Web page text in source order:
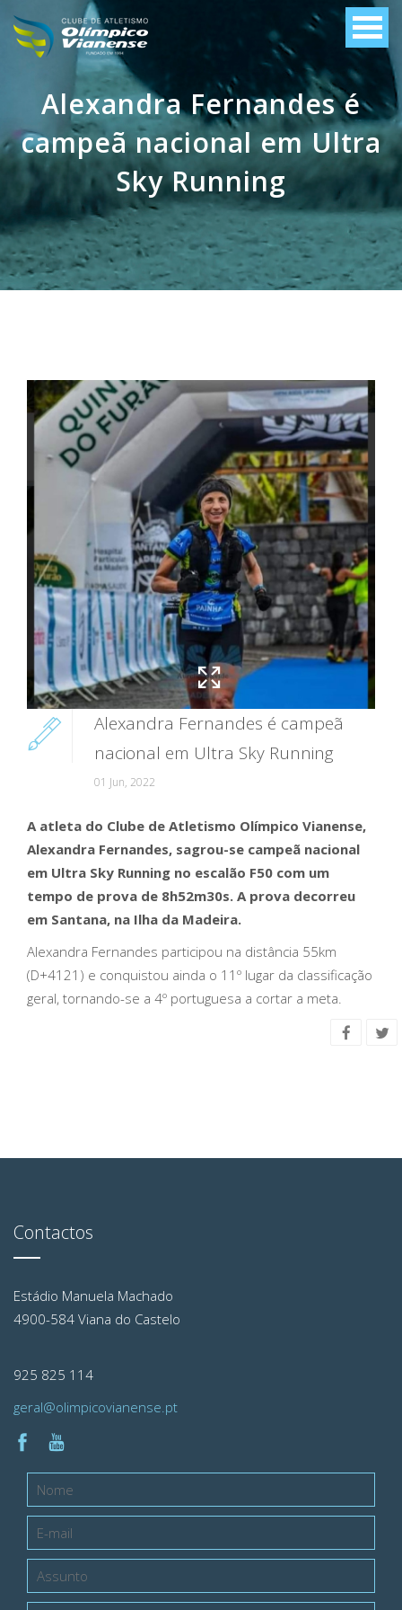
Alexandra Fernandes é
campeã nacional em Ultra
Sky Running
Alexandra Fernandes é campeã
nacional em Ultra Sky Running
01 Jun, 2022
A atleta do Clube de Atletismo Olímpico Vianense,
Alexandra Fernandes, sagrou-se campeã nacional
em Ultra Sky Running no escalão F50 com um
tempo de prova de 8h52m30s. A prova decorreu
em Santana, na Ilha da Madeira.
Alexandra Fernandes participou na distância 55km
(D+4121) e conquistou ainda o 11º lugar da classificação
geral, tornando-se a 4º portuguesa a cortar a meta.
Contactos
Estádio Manuela Machado
4900-584 Viana do Castelo
925 825 114
geral@olimpicovianense.pt